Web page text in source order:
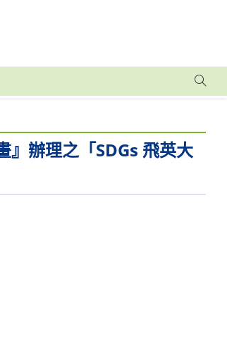
』辦理之「SDGs 飛英大